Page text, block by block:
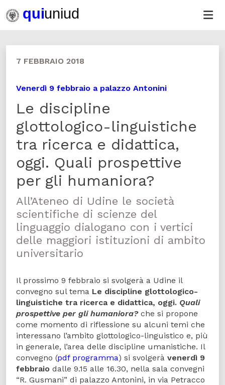
7 FEBBRAIO 2018
Venerdì 9 febbraio a palazzo Antonini
Le discipline
glottologico-linguistiche
tra ricerca e didattica,
oggi. Quali prospettive
per gli humaniora?
All’Ateneo di Udine le società
scientifiche di scienze del
linguaggio dialogano con i vertici
delle maggiori istituzioni di ambito
universitario
Il prossimo 9 febbraio si svolgerà a Udine il
convegno sul tema Le discipline glottologico-
linguistiche tra ricerca e didattica, oggi. Quali
prospettive per gli humaniora?che si propone
come momento di riflessione su alcuni temi che
interessano l’ambito glottologico-linguistico e, più
in generale, l’area delle discipline umanistiche. Il
convegno (pdf programma) si svolgerà venerdì 9
febbraio dalle 9.15 alle 16.30, nella sala convegni
“R. Gusmani” di palazzo Antonini, in via Petracco